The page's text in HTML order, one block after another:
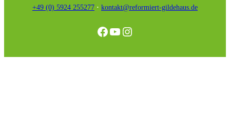
+49 (0) 5924 255277 · kontakt@reformiert-gildehaus.de
Facebook
YouTube
Instagram